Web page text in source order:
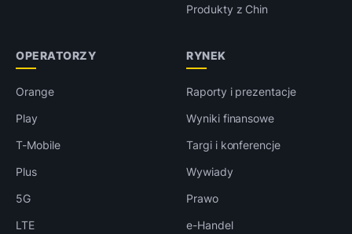
Produkty z Chin
OPERATORZY
Orange
Play
T-Mobile
Plus
5G
LTE
RYNEK
Raporty i prezentacje
Wyniki finansowe
Targi i konferencje
Wywiady
Prawo
e-Handel